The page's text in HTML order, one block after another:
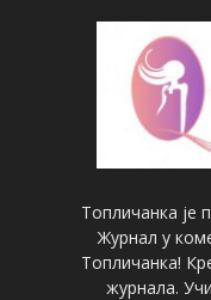
Топличанка је
Журнал у
Топличанка!
журнала.